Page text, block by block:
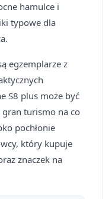
hamulce i
typowe dla
egzemplarze z
S8 plus może być
turismo na co
pochłonie
który kupuje
znaczek na